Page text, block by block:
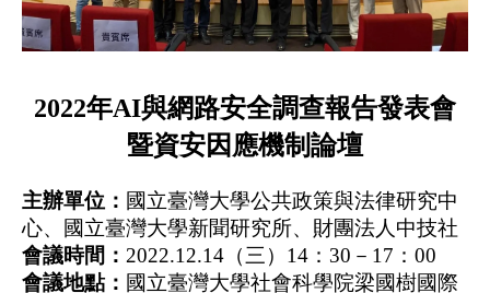
2022年AI與網路安全調查報告發表會
暨資安因應機制論壇
主辦單位： 國立臺灣大學公共政策與法律研究中
心、國立臺灣大學新聞研究所、財團法人中技社
會議時間： 2022.12.14（三）14：30－17：00
會議地點： 國立臺灣大學社會科學院梁國樹國際